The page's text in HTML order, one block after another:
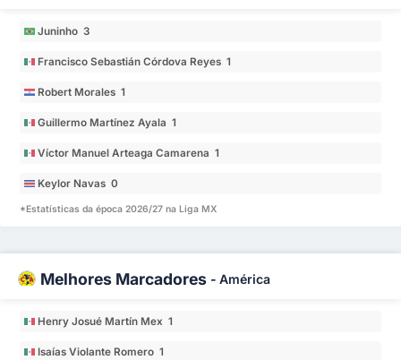
Juninho 3
Francisco Sebastián Córdova Reyes 1
Robert Morales 1
Guillermo Martínez Ayala 1
Víctor Manuel Arteaga Camarena 1
Keylor Navas 0
*Estatísticas da época 2026/27 na Liga MX
Melhores Marcadores - América
Henry Josué Martín Mex 1
Isaías Violante Romero 1